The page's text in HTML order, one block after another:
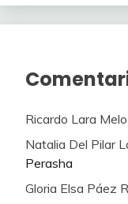
Ricardo Lara Melo
Natalia Del Pilar
Perasha
Gloria Elsa Páez